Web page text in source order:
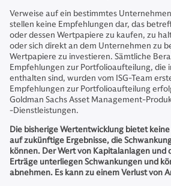
Verweise auf ein bestimmtes
stellen keine Empfehlungen dar, das
oder dessen Wertpapiere zu kaufen, zu
oder sich direkt an dem Unternehmen zu
Wertpapiere zu investieren. Sämtliche
Empfehlungen zur Portfolioaufteilung, die
enthalten sind, wurden vom ISG-Team
Empfehlungen zur Portfolioaufteilung
Goldman Sachs Asset Management-
‑Dienstleistungen.
Die bisherige Wertentwicklung bietet
auf zukünftige Ergebnisse, die
können. Der Wert von Kapitalanlagen und
Erträge unterliegen Schwankungen und
abnehmen. Es kann zu einem Verlust von